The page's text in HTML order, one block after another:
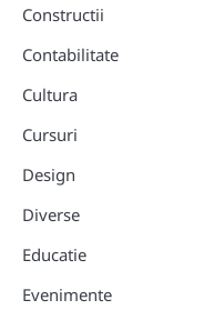
Constructii
Contabilitate
Cultura
Cursuri
Design
Diverse
Educatie
Evenimente